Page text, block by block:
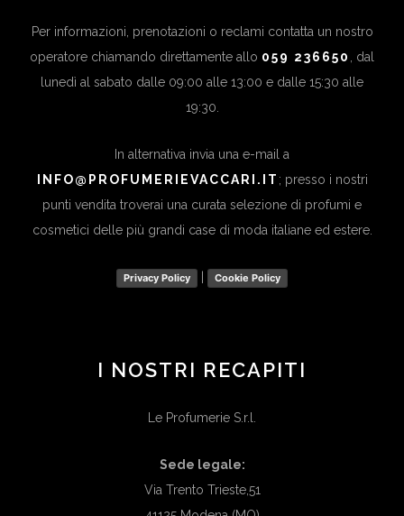
Per informazioni, prenotazioni o reclami contatta un nostro
operatore chiamando direttamente allo 059 236650
, dal
lunedì al sabato dalle 09:00 alle 13:00 e dalle 15:30 alle
19:30.
In alternativa invia una e-mail a
INFO@PROFUMERIEVACCARI.IT ; presso i nostri
punti vendita troverai una curata selezione di profumi e
cosmetici delle più grandi case di moda italiane ed estere.
Privacy Policy Cookie Policy
I NOSTRI RECAPITI
Le Profumerie S.r.l.
Sede legale:
Via Trento Trieste,51